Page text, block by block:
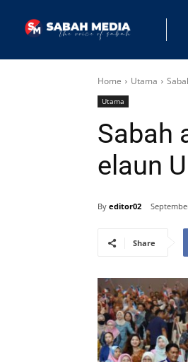
Home Utama
Utama
Sabah
elaun
By editor02
Share